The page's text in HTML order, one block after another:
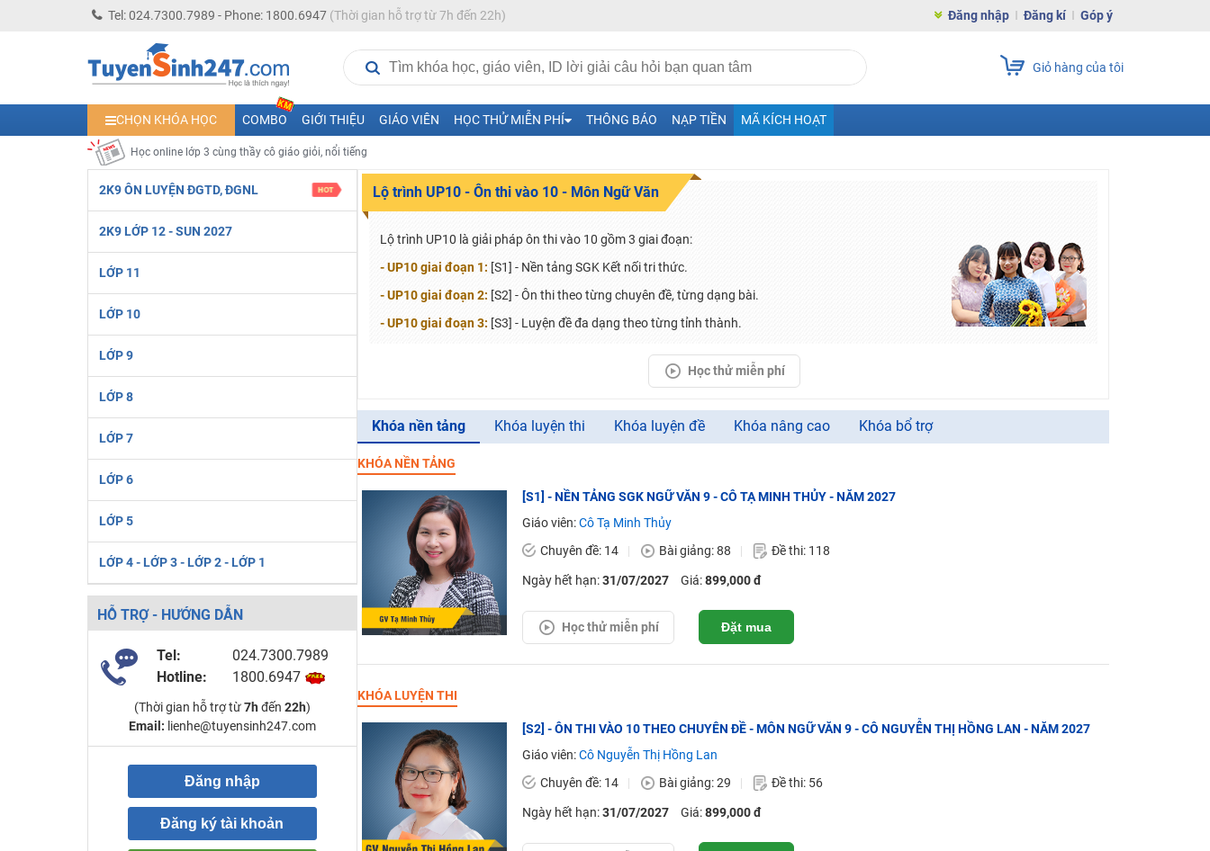
Tel: 024.7300.7989 - Phone: 1800.6947(Thời gian hỗ trợ từ 7h đến 22h) Đăng nhập Đăng kí Góp ý
Giỏ hàng của tôi
CHỌN KHÓA HỌC COMBO GIỚI THIỆU GIÁO VIÊN HỌC THỬ MIỄN PHÍ THÔNG BÁO NẠP TIỀN MÃ KÍCH HOẠT
Học online lớp 7 cùng thầy cô giáo giỏi
Học online lớp 8 cùng thầy cô giáo giỏi
Học online lớp 4 cùng thầy cô giáo giỏi, nổi tiếng
Học online lớp 3 cùng thầy cô giáo giỏi, nổi tiếng
2K6! Lộ Trình Sun 2024 - Ba bước luyện thi TN THPT - ĐH ít nhất 25 điểm
Hot! Lễ hội đồng giá 449K - 499K toàn bộ khoá học tại Tuyensinh247 (Từ 16-18/07/2025)
Khai giảng các khóa lớp 9 Toán - Lý - Hóa - Văn - Anh năm 2018
2K9 ÔN LUYỆN ĐGTD, ĐGNL
2K9 LỚP 12 - SUN 2027
LỚP 11
LỚP 10
LỚP 9
LỚP 8
LỚP 7
LỚP 6
LỚP 5
LỚP 4 - LỚP 3 - LỚP 2 - LỚP 1
HỖ TRỢ - HƯỚNG DẪN
Tel:
024.7300.7989
Hotline:
1800.6947
(Thời gian hỗ trợ từ7h đến 22h)
Email: lienhe@tuyensinh247.com
Đăng nhập
Đăng ký tài khoản
Lộ trình UP10 - Ôn thi vào 10 - Môn Ngữ Văn
Lộ trình UP10 là giải pháp ôn thi vào 10 gồm 3 giai đoạn:
- UP10 giai đoạn 1: [S1] - Nền tảng SGK Kết nối tri thức.
- UP10 giai đoạn 2: [S2] - Ôn thi theo từng chuyên đề, từng dạng bài.
- UP10 giai đoạn 3: [S3] - Luyện đề đa dạng theo từng tỉnh thành.
Học thử miễn phí
Khóa nền tảng Khóa luyện thi Khóa luyện đề Khóa nâng cao Khóa bổ trợ
KHÓA NỀN TẢNG
[S1] - NỀN TẢNG SGK NGỮ VĂN 9 - CÔ TẠ MINH THỦY - NĂM 2027
Giáo viên:Cô Tạ Minh Thủy
Chuyên đề: 14
Bài giảng: 88 Đề thi: 118
Ngày hết hạn:31/07/2027 Giá:899,000 đ
Học thử miễn phí Đặt mua
KHÓA LUYỆN THI
[S2] - ÔN THI VÀO 10 THEO CHUYÊN ĐỀ - MÔN NGỮ VĂN 9 - CÔ NGUYỄN THỊ HỒNG LAN - NĂM 2027
Giáo viên:Cô Nguyễn Thị Hồng Lan
Chuyên đề: 14
Bài giảng: 29 Đề thi: 56
Ngày hết hạn:31/07/2027 Giá:899,000 đ